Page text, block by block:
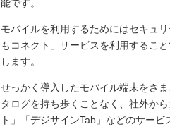
能です。
モバイルを利用するためにはセキュ
もコネクト」サービスを利用するこ
します。
せっかく導入したモバイル端末をさ
タログを持ち歩くことなく、社外か
ト」「デジサインTab」などのサービ